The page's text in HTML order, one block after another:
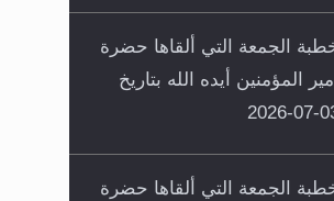
الجمعة التي ألقاها حضرة
أمير المؤمنين أيده الله بتاريخ
03-07-
الجمعة التي ألقاها حضرة